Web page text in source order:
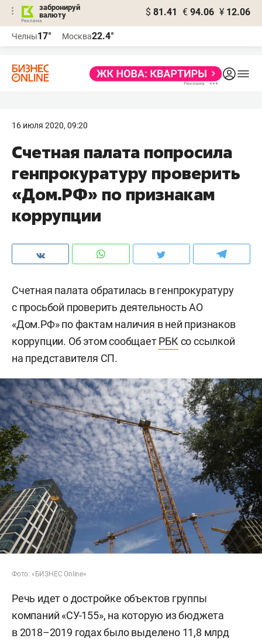
забронируй
валюту
$ 81.41 € 94.06 ¥ 12.06
Челны17° Москва22.4°
16 июля 2020, 09:20
Счетная палата попросила
генпрокуратуру проверить
«Дом.РФ» по признакам
коррупции
Счетная палата обратилась в генпрокуратуру
с просьбой проверить деятельность АО
«Дом.РФ» по фактам наличия в ней признаков
коррупции. Об этом сообщаетРБК со ссылкой
на представителя СП.
Фото: «БИЗНЕС Online»
Речь идет о достройке объектов группы
компаний «СУ-155», на которую из бюджета
в 2018–2019 годах было выделено 11,8 млрд